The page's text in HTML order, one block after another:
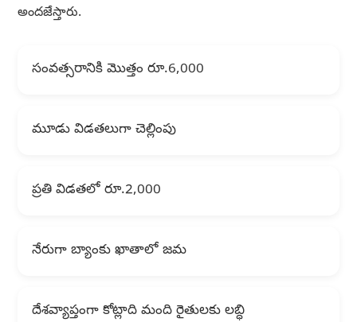
అందజేస్తారు.
సంవత్సరానికి మొత్తం రూ.6,000
మూడు విడతలుగా చెల్లింపు
ప్రతి విడతలో రూ.2,000
నేరుగా బ్యాంకు ఖాతాలో జమ
దేశవ్యాప్తంగా కోట్లాది మంది రైతులకు లబ్ధి